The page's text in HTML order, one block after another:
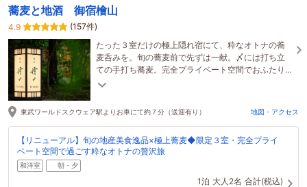
蕎麦と地酒 御宿檜山
4.9
(157件)
たった３室だけの極上隠れ宿にて、粋なオトナの蕎
麦呑みを。旬の蕎麦前で先ずは一献。〆には打ち立
ての手打ち蕎麦。完全プライベート空間でおふたり
だけの心地よいひと時をお過ごしください。
東武ワールドスクウェア駅よりお車にて約７分（送迎有り） 地図・アクセス
【リニューアル】旬の地産美食逸品×極上蕎麦◆限定３室・完全プライ
ベート空間で過ごす粋なオトナの贅沢旅
和洋室 朝・夕
1泊 大人2名 合計(税込)